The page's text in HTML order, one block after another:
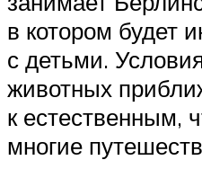
в котором будет
с детьми.
животных
к естественным,
многие